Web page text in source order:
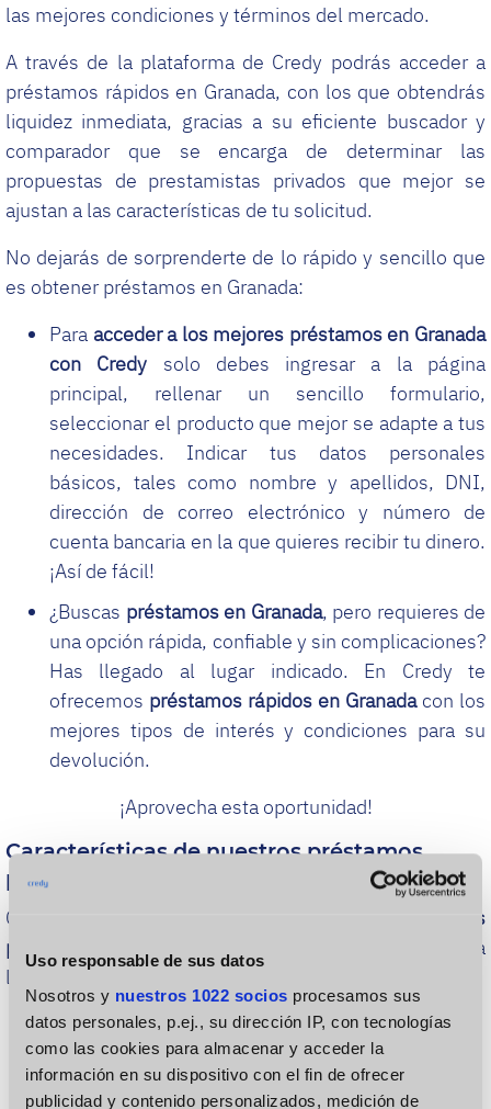
Uso responsable de sus datos
Nosotros y nuestros 1022 socios procesamos sus
datos personales, p.ej., su dirección IP, con tecnologías
como las cookies para almacenar y acceder la
información en su dispositivo con el fin de ofrecer
publicidad y contenido personalizados, medición de
las mejores condiciones y términos del mercado.
A través de la plataforma de Credy podrás acceder a
préstamos rápidos en Granada, con los que obtendrás
liquidez inmediata, gracias a su eficiente buscador y
comparador que se encarga de determinar las
propuestas de prestamistas privados que mejor se
ajustan a las características de tu solicitud.
No dejarás de sorprenderte de lo rápido y sencillo que
es obtener préstamos en Granada:
Para acceder a los mejores préstamos en Granada
con Credy solo debes ingresar a la página
principal, rellenar un sencillo formulario,
seleccionar el producto que mejor se adapte a tus
necesidades. Indicar tus datos personales
básicos, tales como nombre y apellidos, DNI,
dirección de correo electrónico y número de
cuenta bancaria en la que quieres recibir tu dinero.
¡Así de fácil!
¿Buscas préstamos en Granada, pero requieres de
una opción rápida, confiable y sin complicaciones?
Has llegado al lugar indicado. En Credy te
ofrecemos préstamos rápidos en Granada con los
mejores tipos de interés y condiciones para su
devolución.
¡Aprovecha esta oportunidad!
Características de nuestros préstamos
personales en Granada
Conoce las
préstamos
personales en
y comienza a disfrutar de la
liquidez inmediata que tanto necesitas:
Servicio 100% online
Disponible 24/7 durante los 365 días del año